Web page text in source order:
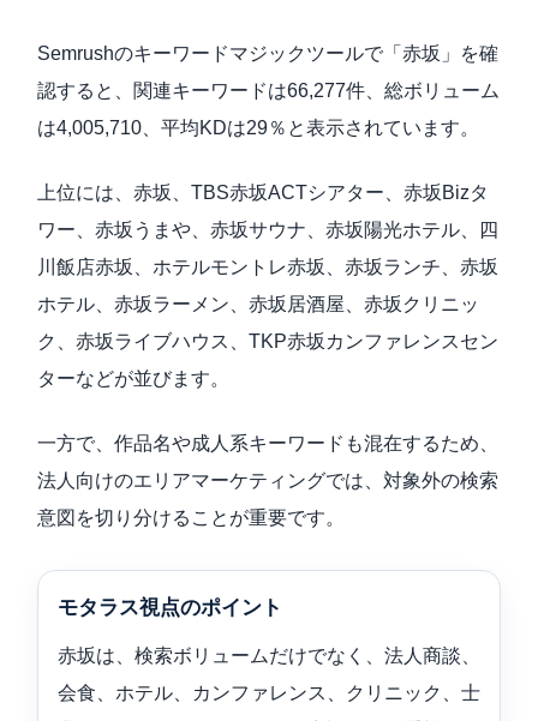
Semrushのキーワードマジックツールで「赤坂」を確
認すると、関連キーワードは66,277件、総ボリューム
は4,005,710、平均KDは29％と表示されています。
上位には、赤坂、TBS赤坂ACTシアター、赤坂Bizタ
ワー、赤坂うまや、赤坂サウナ、赤坂陽光ホテル、四
川飯店赤坂、ホテルモントレ赤坂、赤坂ランチ、赤坂
ホテル、赤坂ラーメン、赤坂居酒屋、赤坂クリニッ
ク、赤坂ライブハウス、TKP赤坂カンファレンスセン
ターなどが並びます。
一方で、作品名や成人系キーワードも混在するため、
法人向けのエリアマーケティングでは、対象外の検索
意図を切り分けることが重要です。
モタラス視点のポイント
赤坂は、検索ボリュームだけでなく、法人商談、
会食、ホテル、カンファレンス、クリニック、士